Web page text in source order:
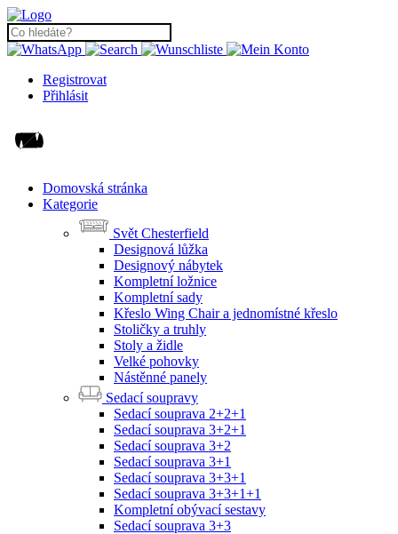
Registrovat
Přihlásit
Domovská stránka
Kategorie
Svět Chesterfield
Designová lůžka
Designový nábytek
Kompletní ložnice
Kompletní sady
Křeslo Wing Chair a jednomístné křeslo
Stoličky a truhly
Stoly a židle
Velké pohovky
Nástěnné panely
Sedací soupravy
Sedací souprava 2+2+1
Sedací souprava 3+2+1
Sedací souprava 3+2
Sedací souprava 3+1
Sedací souprava 3+3+1
Sedací souprava 3+3+1+1
Kompletní obývací sestavy
Sedací souprava 3+3